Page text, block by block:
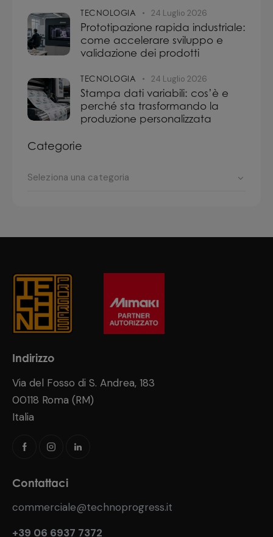
TECNOLOGIA 24 Luglio 2026
Prototipazione rapida industriale:
come accelerare sviluppo e
validazione dei prodotti
TECNOLOGIA 24 Luglio 2026
Stampa dati variabili: cos’è e
perché sta trasformando la
produzione personalizzata
Categorie
Indirizzo
Via del Fosso di S. Andrea, 183
00118 Roma (RM)
Italia
Contattaci
commerciale@technoprogress.it
+39 06 6937 7372